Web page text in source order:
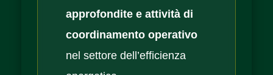
approfondite e attività di
coordinamento operativo
nel settore dell’efficienza